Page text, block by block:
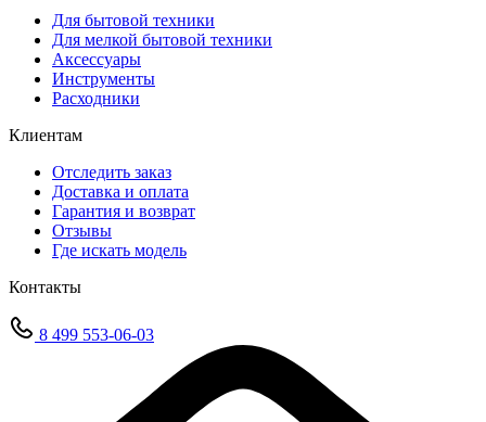
Для бытовой техники
Для мелкой бытовой техники
Аксессуары
Инструменты
Расходники
Клиентам
Отследить заказ
Доставка и оплата
Гарантия и возврат
Отзывы
Где искать модель
Контакты
8 499 553-06-03